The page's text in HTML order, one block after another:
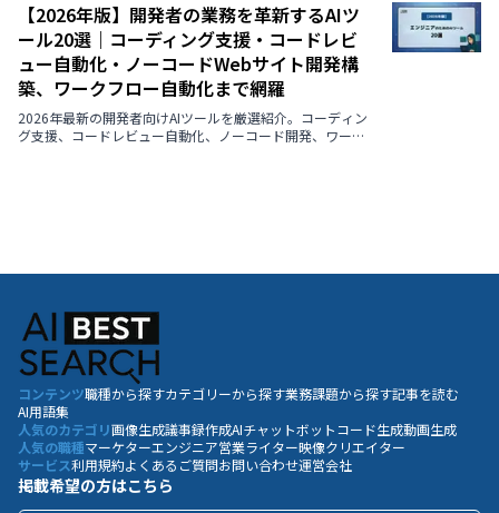
【2026年版】開発者の業務を革新するAIツ
ール20選｜コーディング支援・コードレビ
ュー自動化・ノーコードWebサイト開発構
築、ワークフロー自動化まで網羅
2026年最新の開発者向けAIツールを厳選紹介。コーディン
グ支援、コードレビュー自動化、ノーコード開発、ワーク
コンテンツ職種から探すカテゴリーから探す業務課題から探す記事を読む
AI用語集
人気のカテゴリ画像生成議事録作成AIチャットボットコード生成動画生成
人気の職種マーケターエンジニア営業ライター映像クリエイター
サービス利用規約よくあるご質問お問い合わせ運営会社
掲載希望の方はこちら